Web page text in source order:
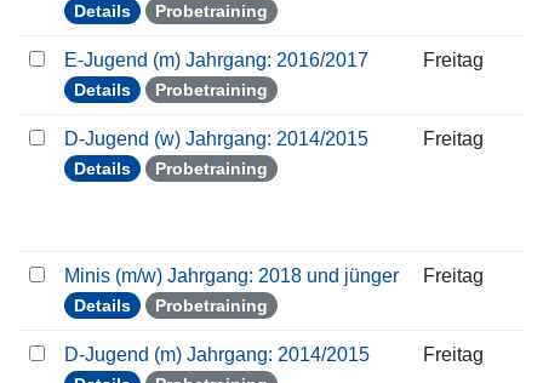
Details Probetraining
E-Jugend (m) Jahrgang: 2016/2017
Details Probetraining
Freitag
D-Jugend (w) Jahrgang: 2014/2015
Details Probetraining
Freitag
Minis (m/w) Jahrgang: 2018 und jünger
Details Probetraining
Freitag
D-Jugend (m) Jahrgang: 2014/2015 Freitag